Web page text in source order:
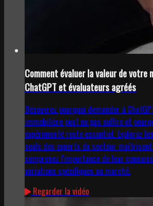
Comment évaluer la valeur de votre
ChatGPT et évaluateurs agréés
Découvrez pourquoi demander à
immobilière peut ne pas suffire et
expérimenté reste essentiel. Explorez
seuls des experts du secteur
comprenez l'importance de leur
variations spécifiques au marché.
Regarder la vidéo